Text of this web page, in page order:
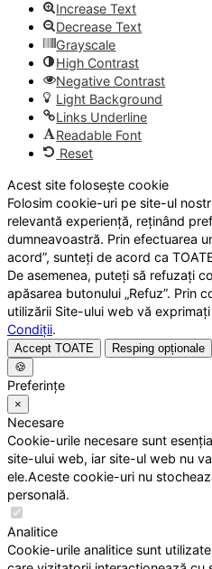
Increase Text
Decrease Text
Grayscale
High Contrast
Negative Contrast
Light Background
Links Underline
Readable Font
Reset
Acest site folosește cookie
Folosim cookie-uri pe site-ul
relevantă experiență, reținând
dumneavoastră. Prin efectuarea
acord”, sunteți de acord ca
De asemenea, puteți să refuzați
apăsarea butonului „Refuz”. Prin
utilizării Site-ului web vă
Condiții.
Accept TOATE Resping opționale
🍪
Preferințe
×
Necesare
Cookie-urile necesare sunt
site-ului web, iar site-ul web nu
ele.Aceste cookie-uri nu
personală.
Analitice
Cookie-urile analitice sunt